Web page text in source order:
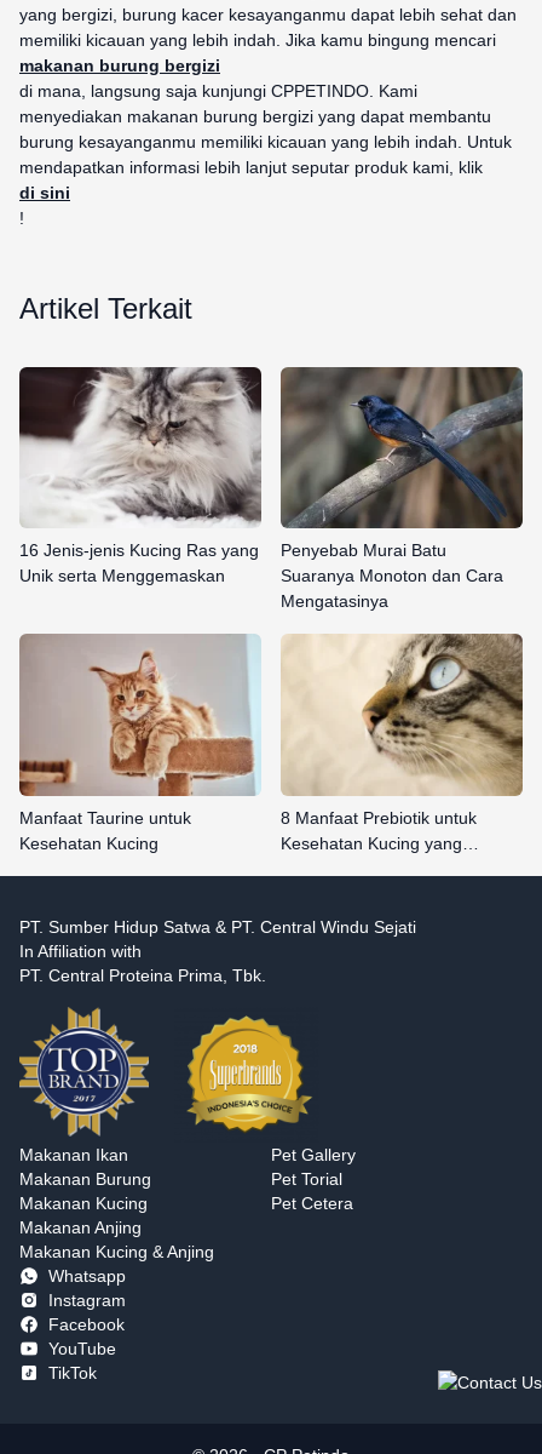
yang bergizi, burung kacer kesayanganmu dapat lebih sehat dan
memiliki kicauan yang lebih indah. Jika kamu bingung mencari
makanan burung bergizi
di mana, langsung saja kunjungi CPPETINDO. Kami
menyediakan makanan burung bergizi yang dapat membantu
burung kesayanganmu memiliki kicauan yang lebih indah. Untuk
mendapatkan informasi lebih lanjut seputar produk kami, klik
di sini
!
Artikel Terkait
16 Jenis-jenis Kucing Ras yang
Unik serta Menggemaskan
Penyebab Murai Batu
Suaranya Monoton dan Cara
Mengatasinya
Manfaat Taurine untuk
Kesehatan Kucing
8 Manfaat Prebiotik untuk
Kesehatan Kucing yang…
PT. Sumber Hidup Satwa & PT. Central Windu Sejati
In Affiliation with
PT. Central Proteina Prima, Tbk.
Makanan Ikan
Makanan Burung
Makanan Kucing
Makanan Anjing
Makanan Kucing & Anjing
Pet Gallery
Pet Torial
Pet Cetera
Whatsapp
Instagram
Facebook
YouTube
TikTok